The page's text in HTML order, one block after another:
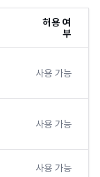
허용 여
부
사용 가능
사용 가능
사용 가능